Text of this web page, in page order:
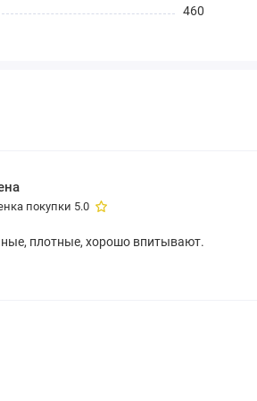
460
покупки 5.0
плотные, хорошо впитывают.